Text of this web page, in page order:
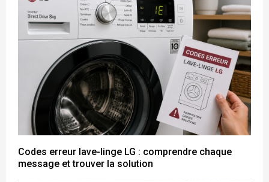
Codes erreur lave-linge LG : comprendre chaque
message et trouver la solution